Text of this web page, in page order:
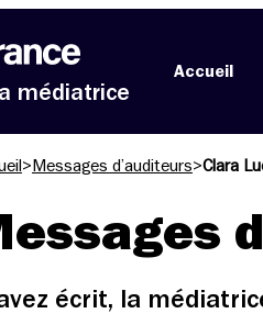
médiatrice
Accueil
> Messages d’auditeurs>Clara
écrit, la